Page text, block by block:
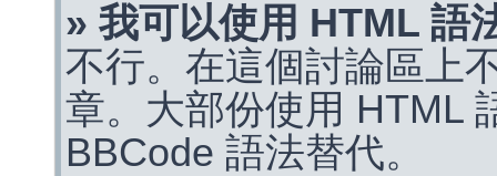
» 我可以使用 HTML 語
不行。在這個討論區上
章。大部份使用 HTML
BBCode 語法替代。